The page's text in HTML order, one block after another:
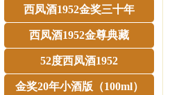
西凤酒1952金奖三十年
西凤酒1952金尊典藏
52度西凤酒1952
金奖20年小酒版（100ml）